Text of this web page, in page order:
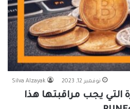
Silva Alzayak نوفمبر 12, 2023
يجب مراقبتها هذا